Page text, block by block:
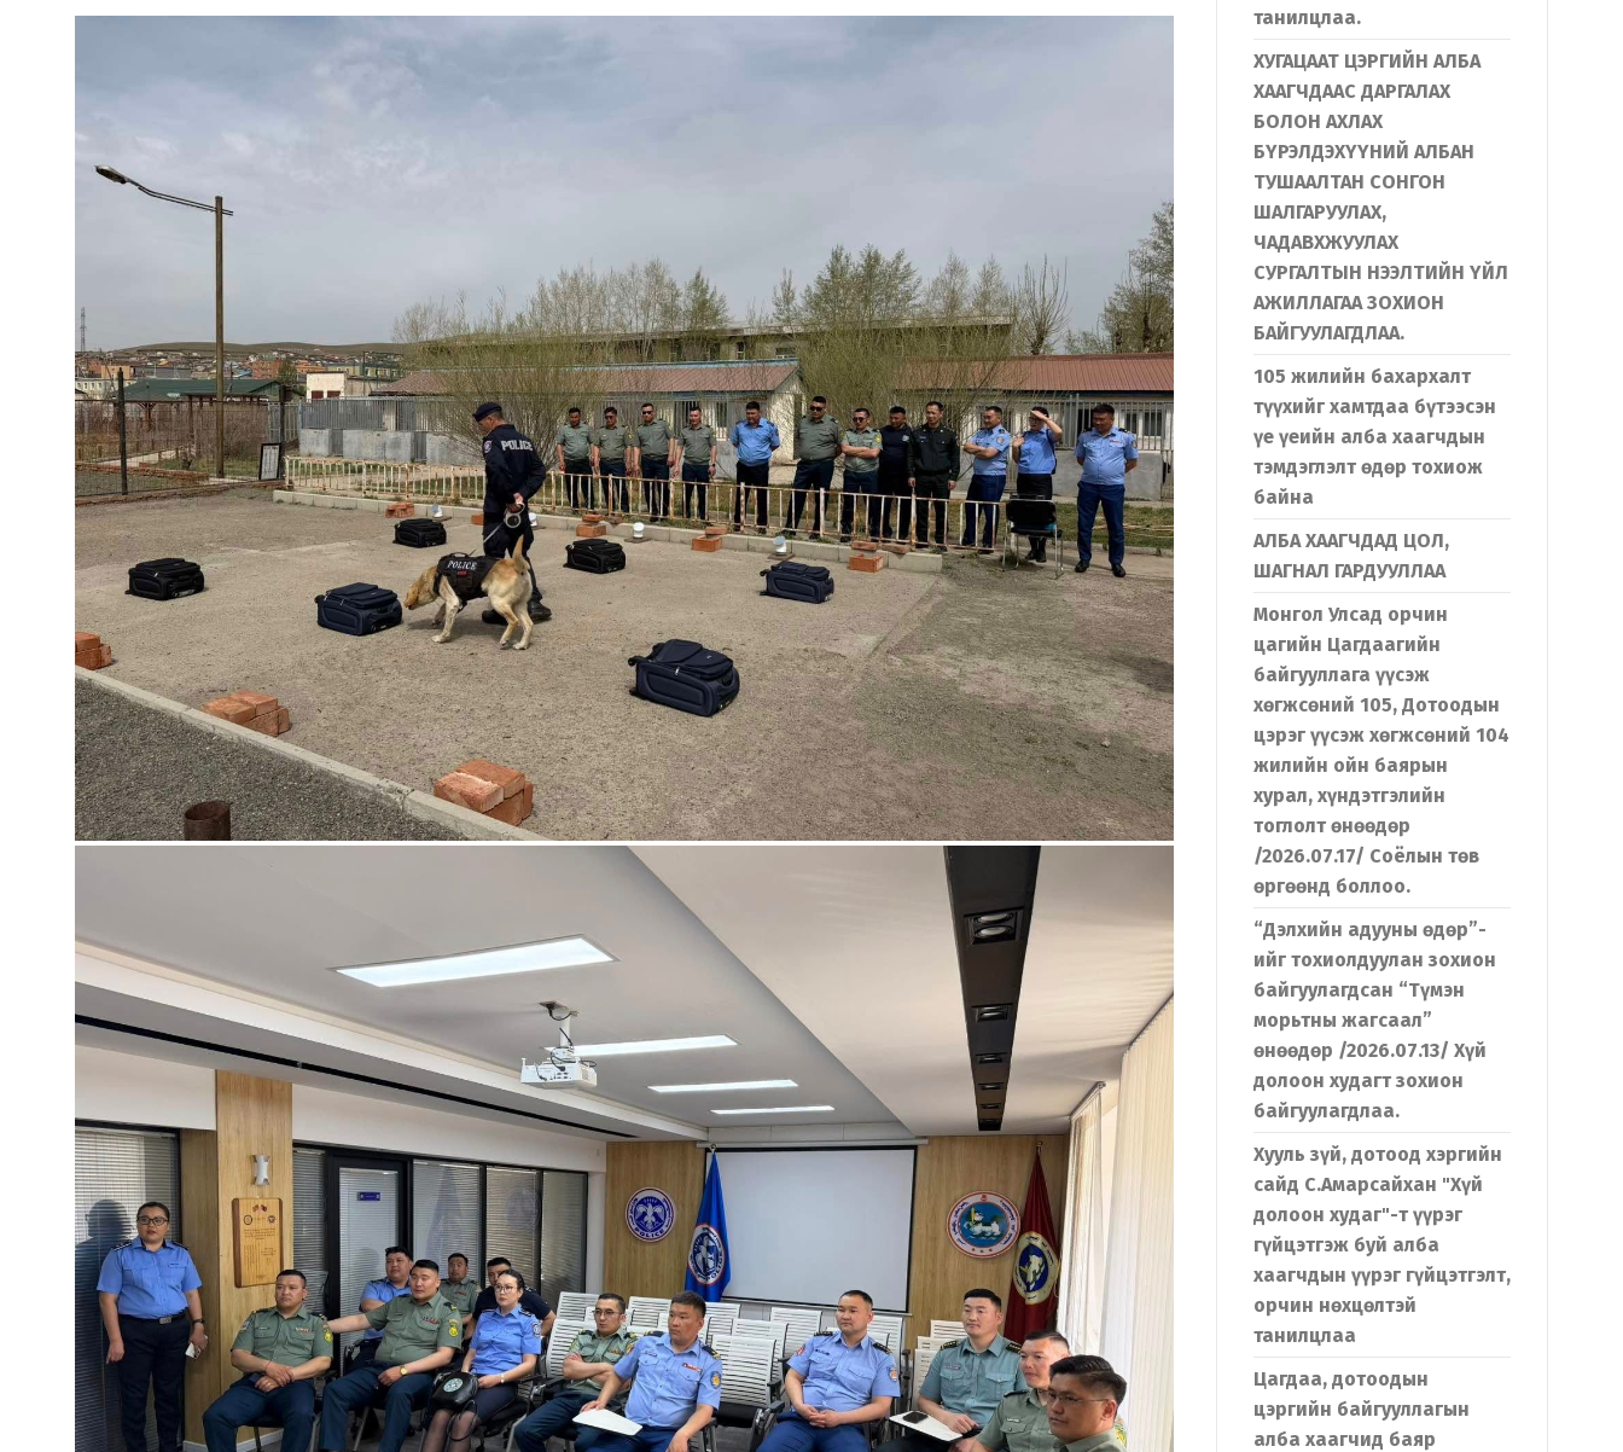
танилцлаа.
ХУГАЦААТ ЦЭРГИЙН АЛБА
ХААГЧДААС ДАРГАЛАХ
БОЛОН АХЛАХ
БҮРЭЛДЭХҮҮНИЙ АЛБАН
ТУШААЛТАН СОНГОН
ШАЛГАРУУЛАХ,
ЧАДАВХЖУУЛАХ
СУРГАЛТЫН НЭЭЛТИЙН ҮЙЛ
АЖИЛЛАГАА ЗОХИОН
БАЙГУУЛАГДЛАА.
105 жилийн бахархалт
түүхийг хамтдаа бүтээсэн
үе үеийн алба хаагчдын
тэмдэглэлт өдөр тохиож
байна
АЛБА ХААГЧДАД ЦОЛ,
ШАГНАЛ ГАРДУУЛЛАА
Монгол Улсад орчин
цагийн Цагдаагийн
байгууллага үүсэж
хөгжсөний 105, Дотоодын
цэрэг үүсэж хөгжсөний 104
жилийн ойн баярын
хурал, хүндэтгэлийн
тоглолт өнөөдөр
/2026.07.17/ Соёлын төв
өргөөнд боллоо.
“Дэлхийн адууны өдөр”-
ийг тохиолдуулан зохион
байгуулагдсан “Түмэн
морьтны жагсаал”
өнөөдөр /2026.07.13/ Хүй
долоон худагт зохион
байгуулагдлаа.
Хууль зүй, дотоод хэргийн
сайд С.Амарсайхан "Хүй
долоон худаг"-т үүрэг
гүйцэтгэж буй алба
хаагчдын үүрэг гүйцэтгэлт,
орчин нөхцөлтэй
танилцлаа
Цагдаа, дотоодын
цэргийн байгууллагын
алба хаагчид баяр